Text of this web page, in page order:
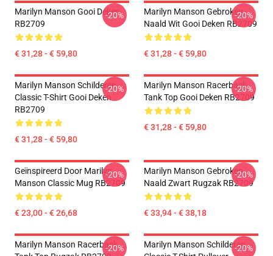
Marilyn Manson Gooi Deken
RB2709
€ 31,28 - € 59,80
-20%
Marilyn Manson Gebroken
Naald Wit Gooi Deken RB2709
€ 31,28 - € 59,80
-20%
Marilyn Manson Schilderen
Classic T-Shirt Gooi Deken
RB2709
€ 31,28 - € 59,80
-20%
Marilyn Manson Racerback
Tank Top Gooi Deken RB2709
€ 31,28 - € 59,80
-20%
Geïnspireerd Door Marilyn
Manson Classic Mug RB2709
€ 23,00 - € 26,68
-20%
Marilyn Manson Gebroken
Naald Zwart Rugzak RB2709
€ 33,94 - € 38,18
-20%
Marilyn Manson Racerback
-20%
Marilyn Manson Schilderen
-20%